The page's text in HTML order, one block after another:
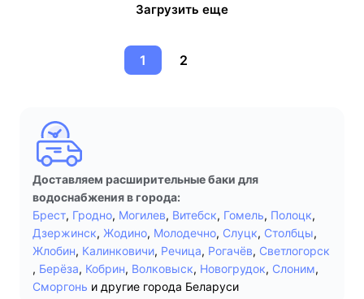
Загрузить еще
1 2
Доставляем расширительные баки для
водоснабжения в города:
Брест, Гродно, Могилев, Витебск, Гомель, Полоцк,
Дзержинск, Жодино, Молодечно, Слуцк, Столбцы,
Жлобин, Калинковичи, Речица, Рогачёв, Светлогорск
, Берёза, Кобрин, Волковыск, Новогрудок, Слоним,
Сморгонь и другие города Беларуси